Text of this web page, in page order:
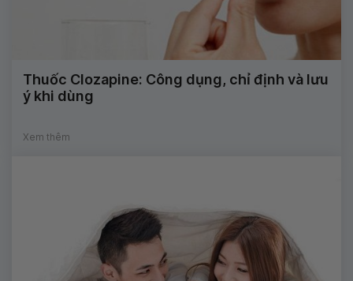
Thuốc Clozapine: Công dụng, chỉ định và lưu
ý khi dùng
Xem thêm